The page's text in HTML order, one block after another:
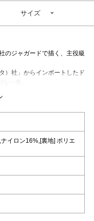
サイズ
のジャガードで描く、主役級
）社」からインポートしたド
す。
ンションをご確認ください)
見える場合、
り、若干製品と画像のカラ
イロン16%,[裏地] ポリエ